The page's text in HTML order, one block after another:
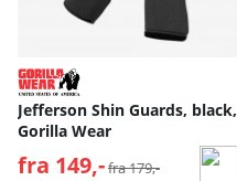
Jefferson Shin Guards, black,
Gorilla Wear
fra 149,- Normalpris:
fra 179,-